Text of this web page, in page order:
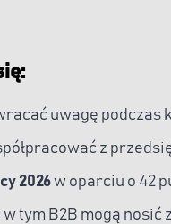
uwagę podczas
z
2026w oparciu o 42
tym B2B mogą nosić